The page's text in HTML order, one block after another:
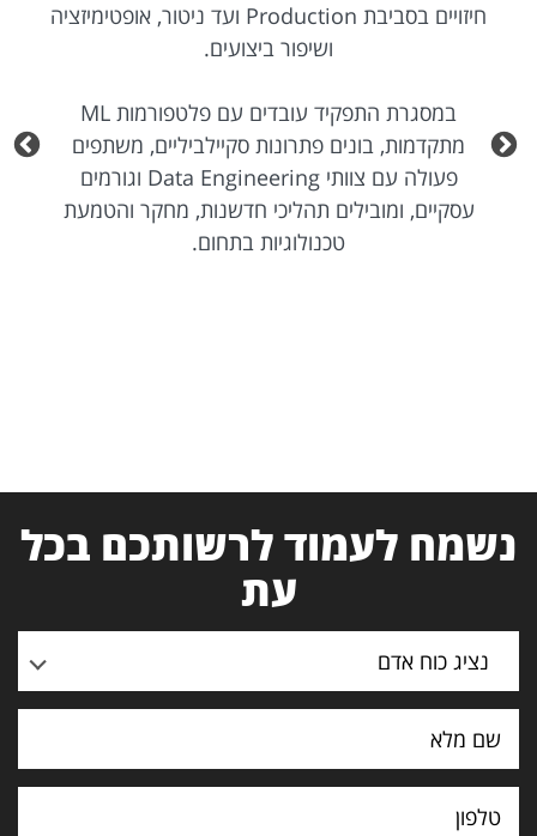
חיזויים בסביבת Production ועד ניטור, אופטימיזציה
ושיפור ביצועים.
במסגרת התפקיד עובדים עם פלטפורמות ML
מתקדמות, בונים פתרונות סקיילביליים, משתפים
פעולה עם צוותי Data Engineering וגורמים
עסקיים, ומובילים תהליכי חדשנות, מחקר והטמעת
טכנולוגיות בתחום.
נשמח לעמוד לרשותכם בכל
עת
נציג כוח אדם